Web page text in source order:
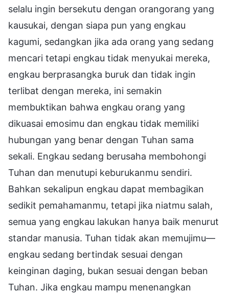
selalu ingin bersekutu dengan orangorang yang
kausukai, dengan siapa pun yang engkau
kagumi, sedangkan jika ada orang yang sedang
mencari tetapi engkau tidak menyukai mereka,
engkau berprasangka buruk dan tidak ingin
terlibat dengan mereka, ini semakin
membuktikan bahwa engkau orang yang
dikuasai emosimu dan engkau tidak memiliki
hubungan yang benar dengan Tuhan sama
sekali. Engkau sedang berusaha membohongi
Tuhan dan menutupi keburukanmu sendiri.
Bahkan sekalipun engkau dapat membagikan
sedikit pemahamanmu, tetapi jika niatmu salah,
semua yang engkau lakukan hanya baik menurut
standar manusia. Tuhan tidak akan memujimu—
engkau sedang bertindak sesuai dengan
keinginan daging, bukan sesuai dengan beban
Tuhan. Jika engkau mampu menenangkan